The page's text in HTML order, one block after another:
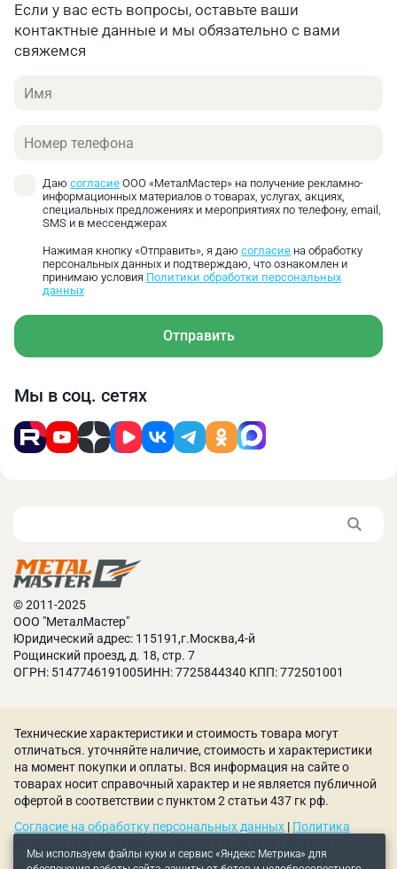
заготовку на нужный размер и получать детали с
За надежное закрепление заготовки на станке
маховиком и надежно фиксируются.
Скажите, со станком идут запасные колёсики?
не входит в стандартную комплектацию станка.
Если у вас есть вопросы, оставьте ваши
контактные данные и мы обязательно с вами
свяжемся
Имя
Телефон
Даю согласие ООО «МеталМастер» на получение рекламно-
информационных материалов о товарах, услугах, акциях,
специальных предложениях и мероприятиях по телефону, email,
SMS и в мессенджерах
Нажимая кнопку «Отправить», я даю согласие на обработку
персональных данных и подтверждаю, что ознакомлен и
принимаю условия Политики обработки персональных
данных
Отправить
Мы в соц. сетях
© 2011-2025
ООО "МеталМастер"
Юридический адрес: 115191,г.Москва,4-й
Рощинский проезд, д. 18, стр. 7
ОГРН: 5147746191005ИНН: 7725844340 КПП: 772501001
Мы используем файлы куки и сервис «Яндекс Метрика» для
Технические характеристики и стоимость товара могут
отличаться. уточняйте наличие, стоимость и характеристики
на момент покупки и оплаты. Вся информация на сайте о
товарах носит справочный характер и не является публичной
офертой в соответствии с пунктом 2 статьи 437 гк рф.
Согласие на обработку персональных данных | Политика
соглашение|Политика использования куки-файлов|